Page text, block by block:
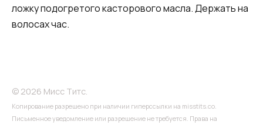
ложку подогретого касторового масла. Держать на
волосах час.
© 2026 Мисс Титс.
Копирование разрешено при наличии гиперссылки на misstits.co.
Письменное уведомление или разрешение не требуется. Права на